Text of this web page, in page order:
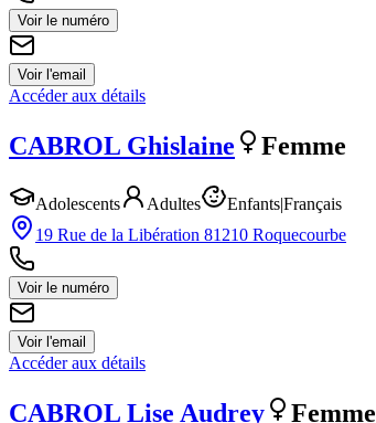
Voir le numéro
Voir l'email
Accéder aux détails
CABROL Ghislaine Femme
Adolescents Adultes Enfants|Français
19 Rue de la Libération 81210 Roquecourbe
Voir le numéro
Voir l'email
Accéder aux détails
CABROL Lise Audrey Femme